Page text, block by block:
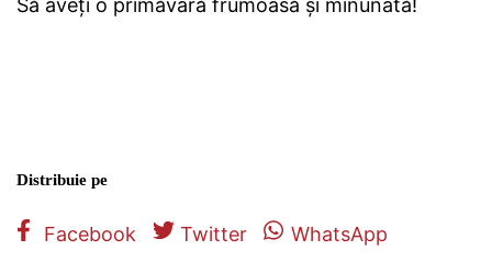
Să aveți o primăvară frumoasă și minunată!
Distribuie pe
Facebook Twitter WhatsApp